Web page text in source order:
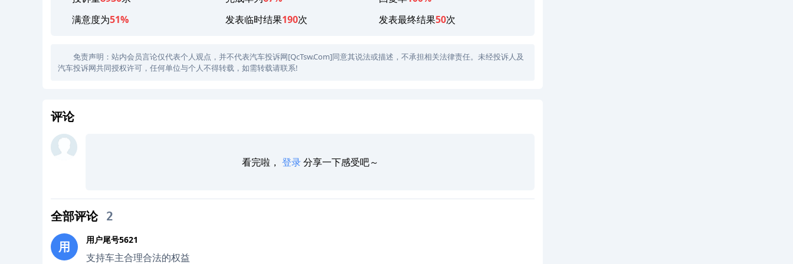
满意度为51% 发表临时结果190次 发表最终结果50次
免责声明：站内会员言论仅代表个人观点，并不代表汽车投诉网[QcTsw.Com]同意其说法或描述，不承担相关法律责任。未经投诉人及
汽车投诉网共同授权许可，任何单位与个人不得转载，如需转载请联系!
评论
看完啦， 登录分享一下感受吧～
全部评论 2
用 用户尾号5621
支持车主合理合法的权益